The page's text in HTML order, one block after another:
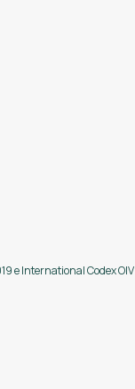
e International Codex OIV